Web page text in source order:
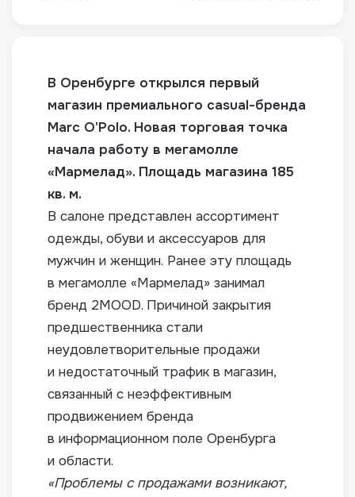
В Оренбурге открылся первый
магазин премиального casual-бренда
Marc O'Polo. Новая торговая точка
начала работу в мегамолле
«Мармелад». Площадь магазина 185
кв. м.
В салоне представлен ассортимент
одежды, обуви и аксессуаров для
мужчин и женщин. Ранее эту площадь
в мегамолле «Мармелад» занимал
бренд 2MOOD. Причиной закрытия
предшественника стали
неудовлетворительные продажи
и недостаточный трафик в магазин,
связанный с неэффективным
продвижением бренда
в информационном поле Оренбурга
и области.
«Проблемы с продажами возникают,